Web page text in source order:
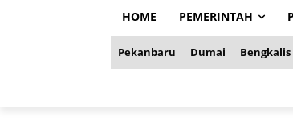
HOME PEMERINTAH
Pekanbaru Dumai Bengkalis